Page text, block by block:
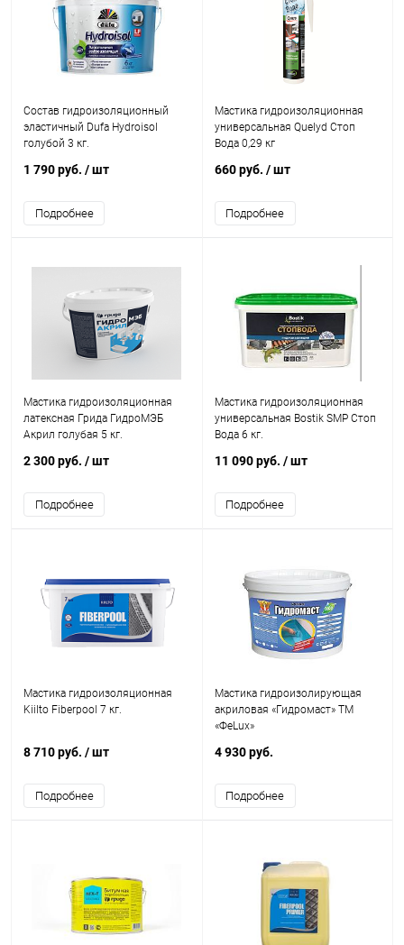
Состав гидроизоляционный
эластичный Dufa Hydroisol
голубой 3 кг.
1 790 руб. / шт
Подробнее
Мастика гидроизоляционная
универсальная Quelyd Стоп
Вода 0,29 кг
660 руб. / шт
Подробнее
Мастика гидроизоляционная
латексная Грида ГидроМЭБ
Акрил голубая 5 кг.
2 300 руб. / шт
Подробнее
Мастика гидроизоляционная
универсальная Bostik SMP Стоп
Вода 6 кг.
11 090 руб. / шт
Подробнее
Мастика гидроизоляционная
Kiilto Fiberpool 7 кг.
8 710 руб. / шт
Подробнее
Мастика гидроизолирующая
акриловая «Гидромаст» ТМ
«ФеLux»
4 930 руб.
Подробнее